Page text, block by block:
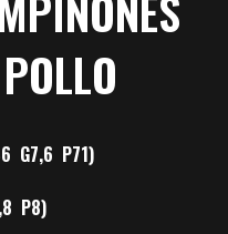
G7,6 P71)
P8)